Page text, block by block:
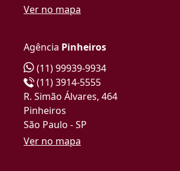
Ver no mapa
Agência Pinheiros
(11) 99939-9934
(11) 3914-5555
R. Simão Álvares, 464
Pinheiros
São Paulo - SP
Ver no mapa